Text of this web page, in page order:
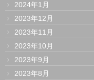
2024年1月
2023年12月
2023年11月
2023年10月
2023年9月
2023年8月